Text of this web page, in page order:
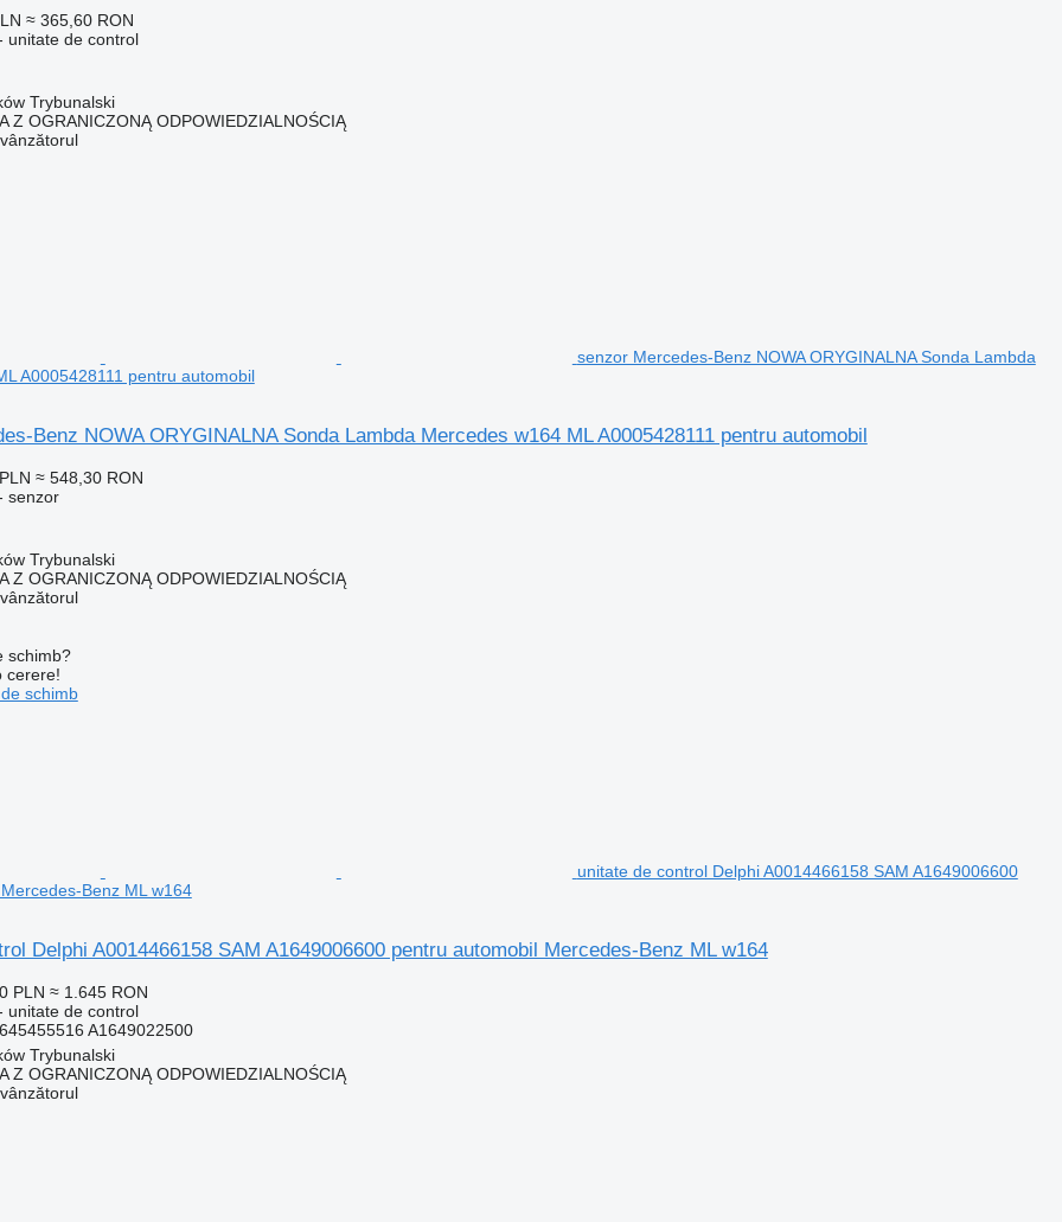
≈ 365,60 RON
unitate de control
Trybunalski
Z OGRANICZONĄ ODPOWIEDZIALNOŚCIĄ
senzor Mercedes-Benz NOWA ORYGINALNA Sonda Lambda
A0005428111 pentru automobil
Benz NOWA ORYGINALNA Sonda Lambda Mercedes w164 ML A0005428111 pentru automobil
≈ 548,30 RON
senzor
Trybunalski
Z OGRANICZONĄ ODPOWIEDZIALNOŚCIĄ
schimb?
cerere!
schimb
unitate de control Delphi A0014466158 SAM A1649006600
Benz ML w164
Delphi A0014466158 SAM A1649006600 pentru automobil Mercedes-Benz ML w164
PLN ≈ 1.645 RON
unitate de control
A1649022500
Trybunalski
Z OGRANICZONĄ ODPOWIEDZIALNOŚCIĄ